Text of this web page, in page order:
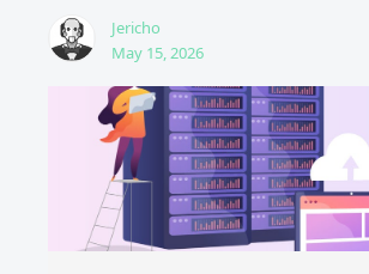
Jericho
May 15, 2026